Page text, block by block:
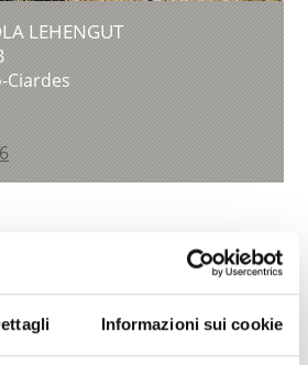
Informazioni sui cookie
LEHENGUT
Ciardes